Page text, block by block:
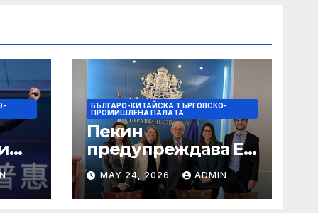
БЪЛГАРО-КИТАЙСКА ТЪРГОВСКО-
ПРОМИШЛЕНА ПАЛAТА
Пекин
предупреждава ЕС
относно плановете
за насочване към
китайски
MAY 24, 2026 ADMIN